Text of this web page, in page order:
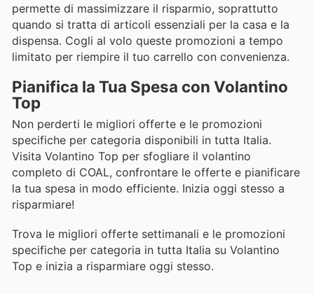
permette di massimizzare il risparmio, soprattutto
quando si tratta di articoli essenziali per la casa e la
dispensa. Cogli al volo queste promozioni a tempo
limitato per riempire il tuo carrello con convenienza.
Pianifica la Tua Spesa con Volantino
Top
Non perderti le migliori offerte e le promozioni
specifiche per categoria disponibili in tutta Italia.
Visita Volantino Top per sfogliare il volantino
completo di COAL, confrontare le offerte e pianificare
la tua spesa in modo efficiente. Inizia oggi stesso a
risparmiare!
Trova le migliori offerte settimanali e le promozioni
specifiche per categoria in tutta Italia su Volantino
Top e inizia a risparmiare oggi stesso.